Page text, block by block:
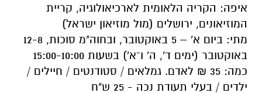
איפה: הקריה הלאומית לארכיאולוגיה, קריית
המוזיאונים, ירושלים (מול מוזיאון ישראל)
מתי: ביום א' – 5 באוקטובר, ובחוה"מ סוכות, 12-8
באוקטובר (ימים ד', ה' ו־א') בשעות 15:00-10:00
כמה: 35 ₪ לאדם. גמלאים / סטודנטים / חיילים /
ילדים / בעלי תעודת נכה - 25 ש"ח